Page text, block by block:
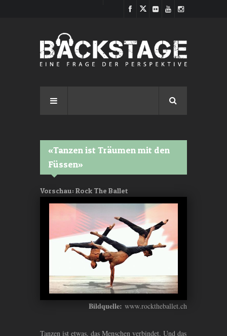
«Tanzen ist Träumen mit den
Füssen»
Vorschau: Rock The Ballet
Bildquelle: www.rocktheballet.ch
Tanzen ist etwas, das Menschen verbindet. Und das